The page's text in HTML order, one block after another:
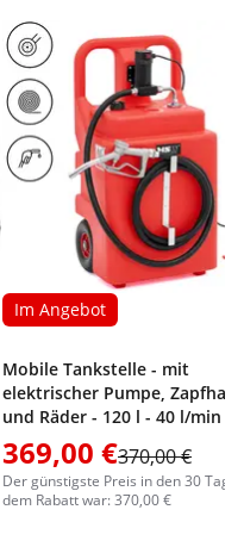
Im Angebot
Mobile Tankstelle - mit
elektrischer Pumpe,
und Räder - 120 l - 40 l/min
369,00 €370,00 €
Der günstigste Preis in den 30
dem Rabatt war: 370,00 €